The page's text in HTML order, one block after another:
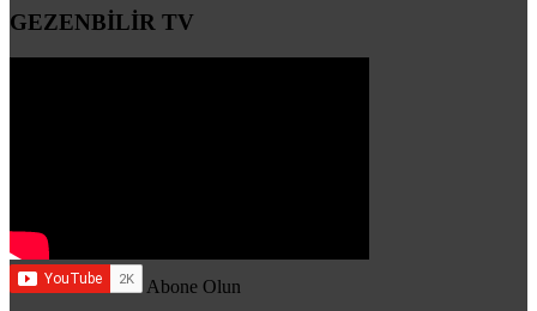
GEZENBİLİR TV
Abone Olun